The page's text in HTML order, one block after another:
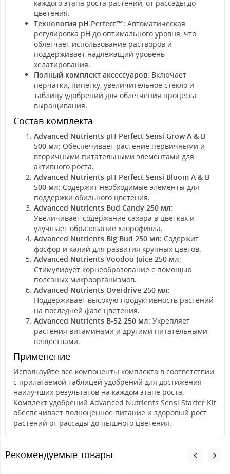
каждого этапа роста растений, от рассады до
цветения.
Технология pH Perfect™: Автоматическая
регулировка pH до оптимального уровня, что
облегчает использование растворов и
поддерживает надлежащий уровень
хелатирования.
Полный комплект аксессуаров: Включает
перчатки, пипетку, увеличительное стекло и
таблицу удобрений для облегчения процесса
выращивания.
Состав комплекта
Advanced Nutrients pH Perfect Sensi Grow A & B
500 мл: Обеспечивает растение первичными и
вторичными питательными элементами для
активного роста.
Advanced Nutrients pH Perfect Sensi Bloom A & B
500 мл: Содержит необходимые элементы для
поддержки обильного цветения.
Advanced Nutrients Bud Candy 250 мл:
Увеличивает содержание сахара в цветках и
улучшает образование хлорофилла.
Advanced Nutrients Big Bud 250 мл: Содержит
фосфор и калий для развития крупных цветов.
Advanced Nutrients Voodoo Juice 250 мл:
Стимулирует корнеобразование с помощью
полезных микроорганизмов.
Advanced Nutrients Overdrive 250 мл:
Поддерживает высокую продуктивность растений
на последней фазе цветения.
Advanced Nutrients B-52 250 мл: Укрепляет
растения витаминами и другими питательными
веществами.
Применение
Используйте все компоненты комплекта в соответствии
с прилагаемой таблицей удобрений для достижения
наилучших результатов на каждом этапе роста.
Комплект удобрений Advanced Nutrients Sensi Starter Kit
обеспечивает полноценное питание и здоровый рост
растений от рассады до пышного цветения.
Рекомендуемые товары